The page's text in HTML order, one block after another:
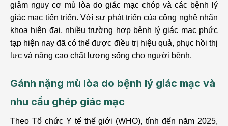
giảm nguy cơ mù lòa do giác mạc chóp và các bệnh lý
giác mạc tiến triển. Với sự phát triển của công nghệ nhãn
khoa hiện đại, nhiều trường hợp bệnh lý giác mạc phức
tạp hiện nay đã có thể được điều trị hiệu quả, phục hồi thị
lực và nâng cao chất lượng sống cho người bệnh.
Gánh nặng mù lòa do bệnh lý giác mạc và
nhu cầu ghép giác mạc
Theo Tổ chức Y tế thế giới (WHO), tính đến năm 2025,